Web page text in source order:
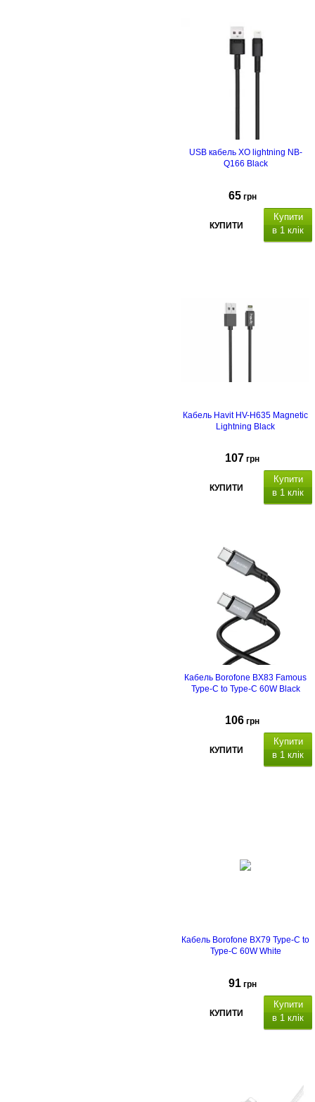
USB кабель XO lightning NB-
Q166 Black
65 грн
КУПИТИ
Купити
в 1 клік
Кабель Havit HV-H635 Magnetic
Lightning Black
107 грн
КУПИТИ
Купити
в 1 клік
Кабель Borofone BX83 Famous
Type-C to Type-C 60W Black
106 грн
КУПИТИ
Купити
в 1 клік
Кабель Borofone BX79 Type-C to
Type-C 60W White
91 грн
КУПИТИ
Купити
в 1 клік